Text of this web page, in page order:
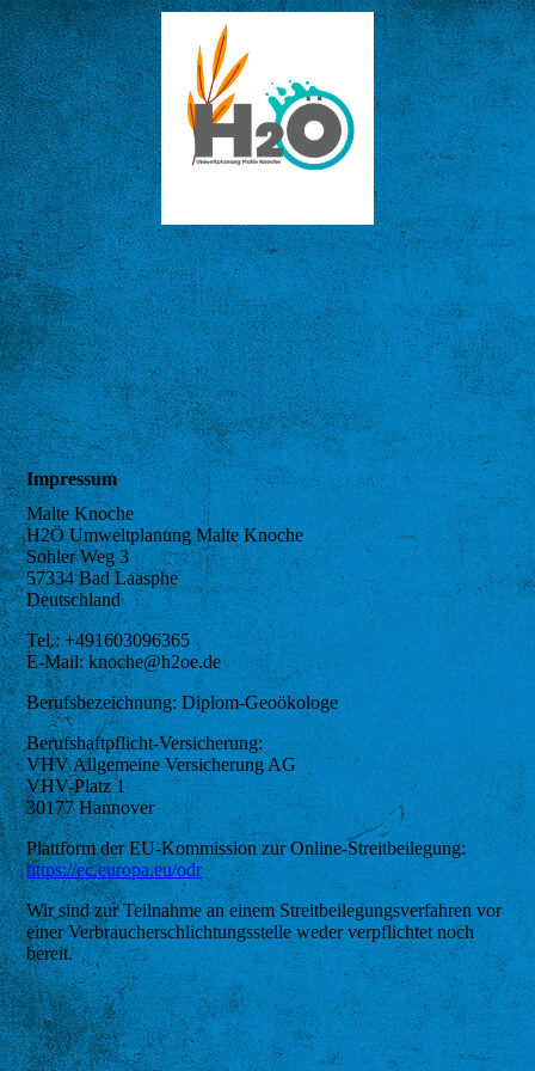
Impressum
Malte Knoche
H2Ö Umweltplanung Malte Knoche
Sohler Weg 3
57334 Bad Laasphe
Deutschland
Tel.: +491603096365
E-Mail: knoche@h2oe.de
Berufsbezeichnung: Diplom-Geoökologe
Berufshaftpflicht-Versicherung:
VHV Allgemeine Versicherung AG
VHV-Platz 1
30177 Hannover
Plattform der EU-Kommission zur Online-Streitbeilegung:
https://ec.europa.eu/odr
Wir sind zur Teilnahme an einem Streitbeilegungsverfahren vor
einer Verbraucherschlichtungsstelle weder verpflichtet noch
bereit.
Startseite
Leistungen
Referenzen
Datenschutz
Impressum